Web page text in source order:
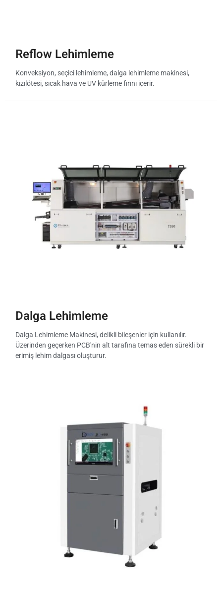
Reflow Lehimleme
Konveksiyon, seçici lehimleme, dalga lehimleme makinesi,
kızılötesi, sıcak hava ve UV kürleme fırını içerir.
Dalga Lehimleme
Dalga Lehimleme Makinesi, delikli bileşenler için kullanılır.
Üzerinden geçerken PCB'nin alt tarafına temas eden sürekli bir
erimiş lehim dalgası oluşturur.